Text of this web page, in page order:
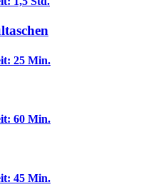
25 Min.
60 Min.
45 Min.